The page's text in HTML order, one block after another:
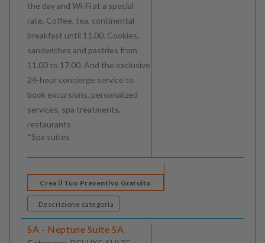
the day and Wi-Fi at a special
rate. Coffee, tea, continental
breakfast until 11.00. Cookies,
sandwiches and pastries from
11.00 to 17.00. And the exclusive
24-hour concierge service to
book excursions, personalized
services, spa treatments,
restaurants
*Spa suites
Crea il Tuo Preventivo Gratuito
Descrizione categoria
SA - Neptune Suite SA